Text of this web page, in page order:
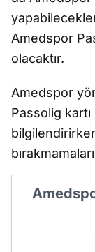
Amedspor
olacaktır.
Amedspor
Passolig